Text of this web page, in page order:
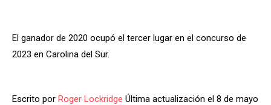
El ganador de 2020 ocupó el tercer lugar en el concurso de
2023 en Carolina del Sur.
Escrito por Roger Lockridge Última actualización el 8 de mayo